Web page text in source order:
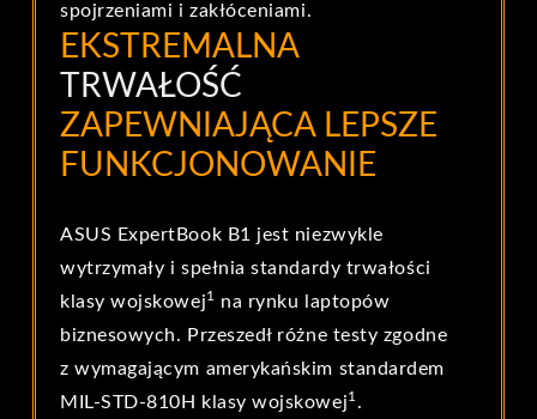
spojrzeniami i zakłóceniami.
EKSTREMALNA
TRWAŁOŚĆ
ZAPEWNIAJĄCA LEPSZE
FUNKCJONOWANIE
ASUS ExpertBook B1 jest niezwykle
wytrzymały i spełnia standardy trwałości
klasy wojskowej1
na rynku laptopów
biznesowych. Przeszedł różne testy zgodne
z wymagającym amerykańskim standardem
MIL-STD-810H klasy wojskowej1 .